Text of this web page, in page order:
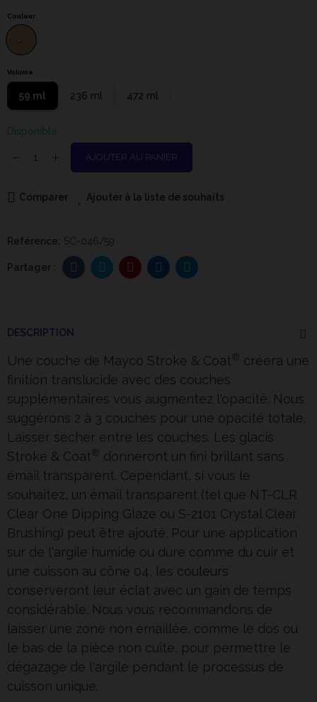
Couleur
Volume
59 ml 236 ml 472 ml
Disponible
AJOUTER AU PANIER
Comparer Ajouter à la liste de souhaits
Reférence: SC-046/59
DESCRIPTION
Une couche de Mayco Stroke & Coat® créera une
finition translucide avec des couches
supplémentaires vous augmentez l'opacité. Nous
suggérons 2 à 3 couches pour une opacité totale.
Laisser sécher entre les couches. Les glacis
Stroke & Coat® donneront un fini brillant sans
émail transparent. Cependant, si vous le
souhaitez, un émail transparent (tel que NT-CLR
Clear One Dipping Glaze ou S-2101 Crystal Clear
Brushing) peut être ajouté. Pour une application
sur de l'argile humide ou dure comme du cuir et
une cuisson au cône 04, les couleurs
conserveront leur éclat avec un gain de temps
considérable. Nous vous recommandons de
laisser une zone non émaillée, comme le dos ou
le bas de la pièce non cuite, pour permettre le
dégazage de l'argile pendant le processus de
cuisson unique.